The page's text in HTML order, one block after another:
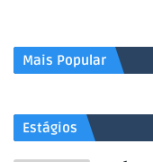
Mais Popular
Estágios